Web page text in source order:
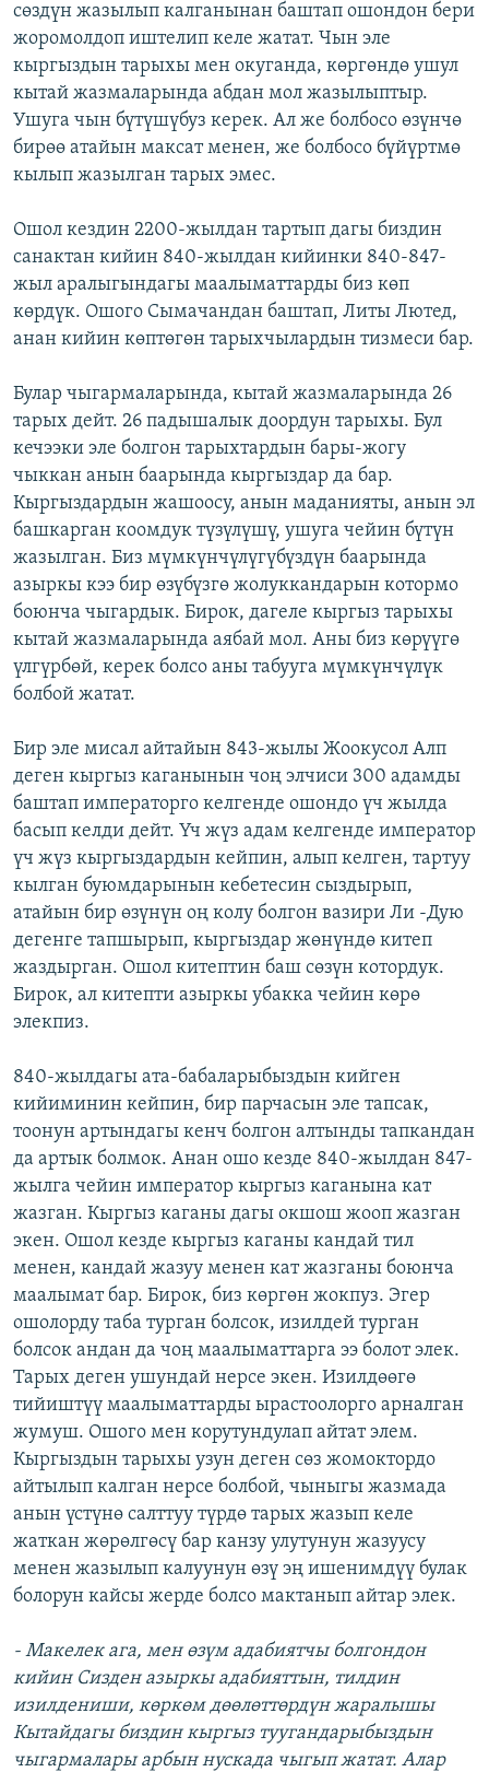
сөздүн жазылып калганынан баштап ошондон бери
жоромолдоп иштелип келе жатат. Чын эле
кыргыздын тарыхы мен окуганда, көргөндө ушул
кытай жазмаларында абдан мол жазылыптыр.
Ушуга чын бүтүшүбуз керек. Ал же болбосо өзүнчө
бирөө атайын максат менен, же болбосо бүйүртмө
кылып жазылган тарых эмес.
Ошол кездин 2200-жылдан тартып дагы биздин
санактан кийин 840-жылдан кийинки 840-847-
жыл аралыгындагы маалыматтарды биз көп
көрдүк. Ошого Сымачандан баштап, Литы Лютед,
анан кийин көптөгөн тарыхчылардын тизмеси бар.
Булар чыгармаларында, кытай жазмаларында 26
тарых дейт. 26 падышалык доордун тарыхы. Бул
кечээки эле болгон тарыхтардын бары-жогу
чыккан анын баарында кыргыздар да бар.
Кыргыздардын жашоосу, анын маданияты, анын эл
башкарган коомдук түзүлүшү, ушуга чейин бүтүн
жазылган. Биз мүмкүнчүлүгүбүздүн баарында
азыркы кээ бир өзүбүзгө жолуккандарын котормо
боюнча чыгардык. Бирок, дагеле кыргыз тарыхы
кытай жазмаларында аябай мол. Аны биз көрүүгө
үлгүрбөй, керек болсо аны табууга мүмкүнчүлүк
болбой жатат.
Бир эле мисал айтайын 843-жылы Жоокусол Алп
деген кыргыз каганынын чоң элчиси 300 адамды
баштап императорго келгенде ошондо үч жылда
басып келди дейт. Үч жүз адам келгенде император
үч жүз кыргыздардын кейпин, алып келген, тартуу
кылган буюмдарынын кебетесин сыздырып,
атайын бир өзүнүн оң колу болгон вазири Ли -Дую
дегенге тапшырып, кыргыздар жөнүндө китеп
жаздырган. Ошол китептин баш сөзүн котордук.
Бирок, ал китепти азыркы убакка чейин көрө
элекпиз.
840-жылдагы ата-бабаларыбыздын кийген
кийиминин кейпин, бир парчасын эле тапсак,
тоонун артындагы кенч болгон алтынды тапкандан
да артык болмок. Анан ошо кезде 840-жылдан 847-
жылга чейин император кыргыз каганына кат
жазган. Кыргыз каганы дагы окшош жооп жазган
экен. Ошол кезде кыргыз каганы кандай тил
менен, кандай жазуу менен кат жазганы боюнча
маалымат бар. Бирок, биз көргөн жокпуз. Эгер
ошолорду таба турган болсок, изилдей турган
болсок андан да чоң маалыматтарга ээ болот элек.
Тарых деген ушундай нерсе экен. Изилдөөгө
тийиштүү маалыматтарды ырастоолорго арналган
жумуш. Ошого мен корутундулап айтат элем.
Кыргыздын тарыхы узун деген сөз жомоктордо
айтылып калган нерсе болбой, чыныгы жазмада
анын үстүнө салттуу түрдө тарых жазып келе
жаткан жөрөлгөсү бар канзу улутунун жазуусу
менен жазылып калуунун өзү эң ишенимдүү булак
болорун кайсы жерде болсо мактанып айтар элек.
- Макелек ага, мен өзүм адабиятчы болгондон
кийин Сизден азыркы адабияттын, тилдин
изилдениши, көркөм дөөлөттөрдүн жаралышы
Кытайдагы биздин кыргыз туугандарыбыздын
чыгармалары арбын нускада чыгып жатат. Алар